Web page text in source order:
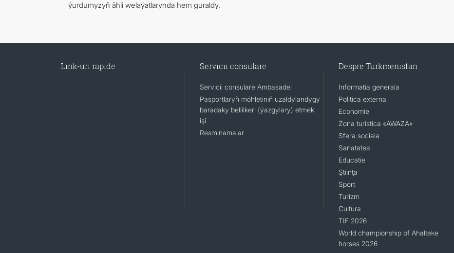
ýurdumyzyň ähli welaýatlarynda hem guraldy.
Link-uri rapide Servicii consulare
Servicii consulare Ambasadei
Pasportlaryň möhletiniň uzaldylandygy
baradaky bellilkeri (ýazgylary) etmek
işi
Resminamalar
Despre Turkmenistan
Informatia generala
Politica externa
Economie
Zona turistica «AWAZA»
Sfera sociala
Sanatatea
Educatie
Ştiinţa
Sport
Turizm
Cultura
TIF 2026
World championship of Ahalteke
horses 2026